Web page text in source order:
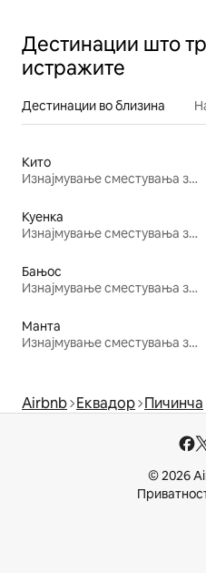
Дестинации што
истражите
Дестинации во близина
Кито
Изнајмување сместувања за одмор
Куенка
Изнајмување сместувања за одмор
Бањос
Изнајмување сместувања за одмор
Манта
Изнајмување сместувања за одмор
Airbnb Еквадор Пичинча
© 2026